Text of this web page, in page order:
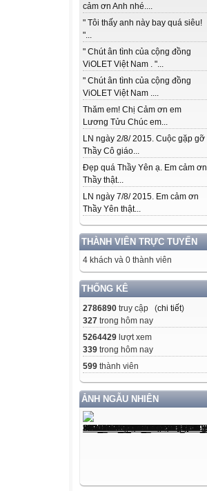
cảm ơn Anh nhé....
" Tôi thấy anh này bay quá siêu!
"...
" Chút ân tình của cộng đồng
ViOLET Việt Nam . "...
" Chút ân tình của cộng đồng
ViOLET Việt Nam ....
Thăm em! Chị Cảm ơn em
Lương Tửu Chúc em...
LN ngày 2/8/ 2015. Cuộc gặp gỡ
Thầy Cô giáo...
Đẹp quá Thầy Yên ạ. Em cảm ơn
Thầy thật...
LN ngày 7/8/ 2015. Em cảm ơn
Thầy Yên thật...
THÀNH VIÊN TRỰC TUYẾN
4 khách và 0 thành viên
THỐNG KÊ
2786890 truy cập (chi tiết)
327 trong hôm nay
5264429 lượt xem
339 trong hôm nay
599 thành viên
ẢNH NGẪU NHIÊN